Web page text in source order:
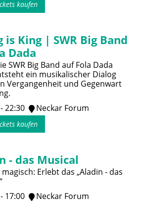
kaufen
is King | SWR Big Band
Dada
SWR Big Band auf Fola Dada
ein musikalischer Dialog
Vergangenheit und Gegenwart
22:30
Neckar Forum
kaufen
- das Musical
Erlebt das „Aladin - das
17:00
Neckar Forum